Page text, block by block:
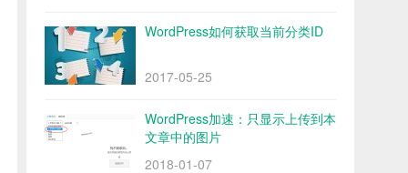
WordPress如何获取当前分类ID
2017-05-25
WordPress加速：只显示上传到本
文章中的图片
2018-01-07